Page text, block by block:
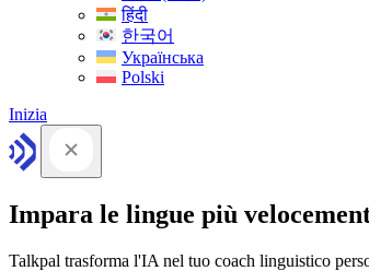
हिंदी
한국어
Українська
Polski
Inizia
Impara le lingue più
Talkpal trasforma l'IA nel tuo coach linguistico